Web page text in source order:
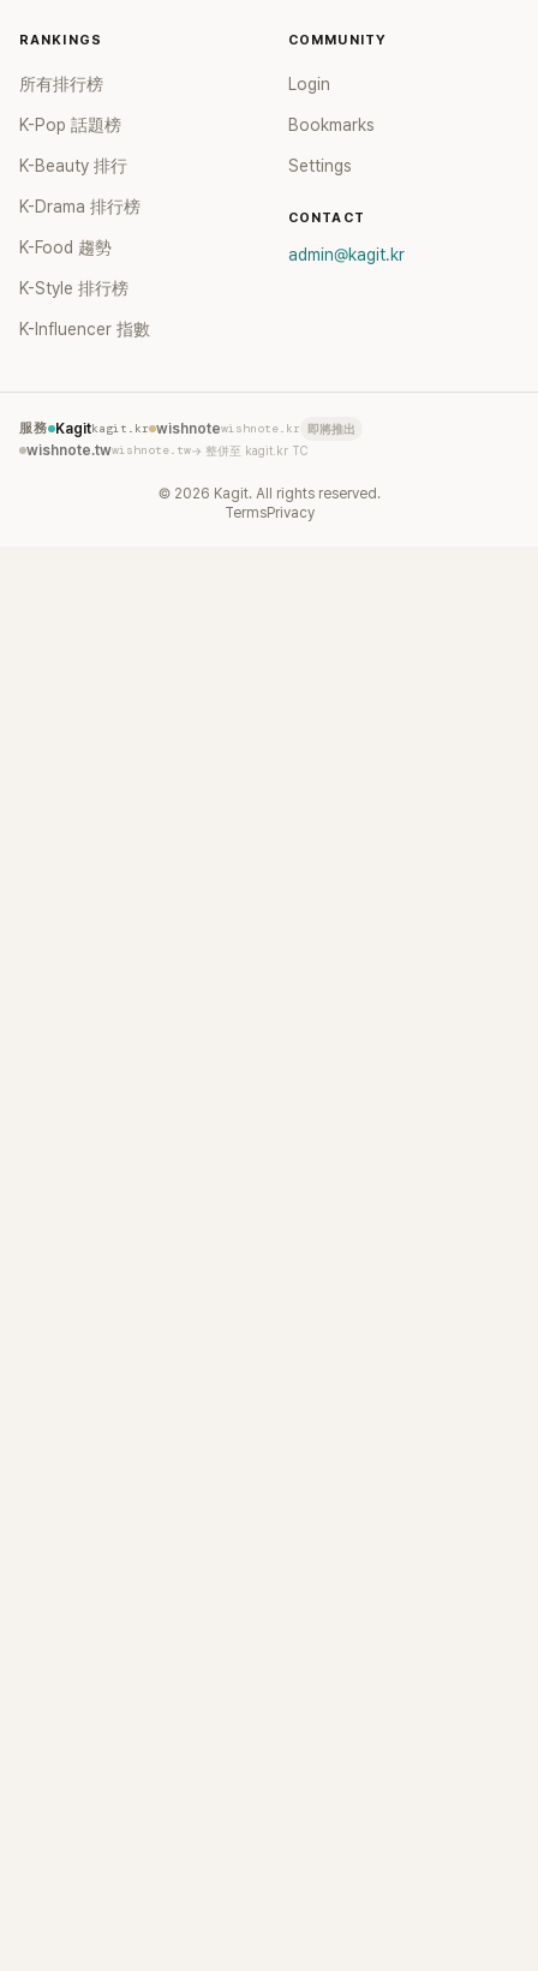
RANKINGS
所有排行榜
K-Pop 話題榜
K-Beauty 排行
K-Drama 排行榜
K-Food 趨勢
K-Style 排行榜
K-Influencer 指數
COMMUNITY
Login
Bookmarks
Settings
CONTACT
admin@kagit.kr
服務 Kagitkagit.kr wishnotewishnote.kr 即將推出
wishnote.twwishnote.tw→ 整併至 kagit.kr TC
© 2026 Kagit. All rights reserved.
TermsPrivacy